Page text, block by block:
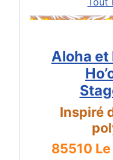
Aloha et
Inspiré
85510